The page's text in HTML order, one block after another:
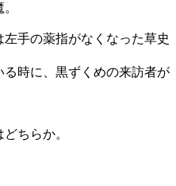
手の薬指がなくなった草史
時に、黒ずくめの来訪者が
ちらか。